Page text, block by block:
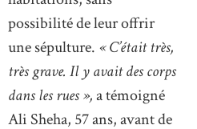
possibilité de leur offrir
une sépulture. « C’était très,
très grave. Il y avait des corps
dans les rues »,a témoigné
Ali Sheha, 57 ans, avant de